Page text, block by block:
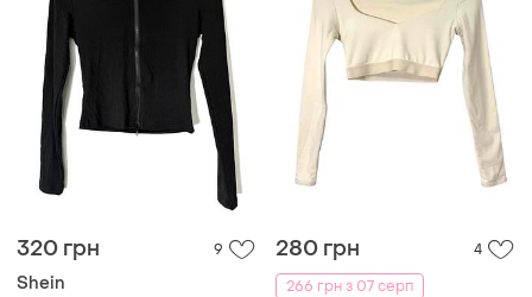
320 грн 9
Shein
280 грн
4
266 грн з 07 серп